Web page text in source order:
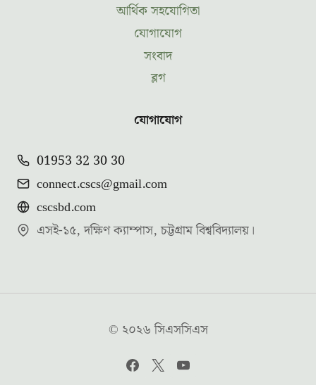
আর্থিক সহযোগিতা
যোগাযোগ
সংবাদ
ব্লগ
যোগাযোগ
01953 32 30 30
connect.cscs@gmail.com
cscsbd.com
এসই-১৫, দক্ষিণ ক্যাম্পাস, চট্টগ্রাম বিশ্ববিদ্যালয়।
© ২০২৬ সিএসসিএস